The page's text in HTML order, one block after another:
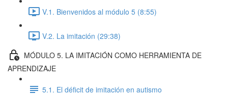
V.1. Bienvenidos al módulo 5 (8:55)
V.2. La imitación (29:38)
MÓDULO 5. LA IMITACIÓN COMO HERRAMIENTA DE
APRENDIZAJE
5.1. El déficit de imitación en autismo